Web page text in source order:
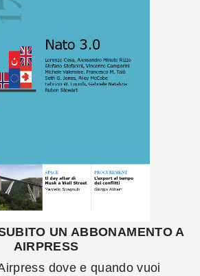
UN ABBONAMENTO A
AIRPRESS
dove e quando vuoi